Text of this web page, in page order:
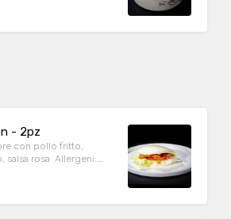
- 2pz
con pollo fritto,
salsa rosa Allergeni: